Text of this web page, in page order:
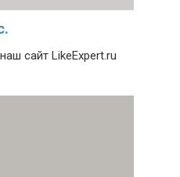
сайт LikeExpert.ru